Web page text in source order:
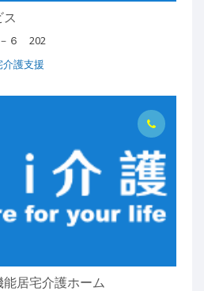
６ 202
介護支援
居宅介護ホーム